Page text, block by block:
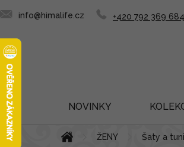
Přejít
na
+420 792 369 684
info@himalife.cz
NOVINKY
Domů ŽENY Šaty a